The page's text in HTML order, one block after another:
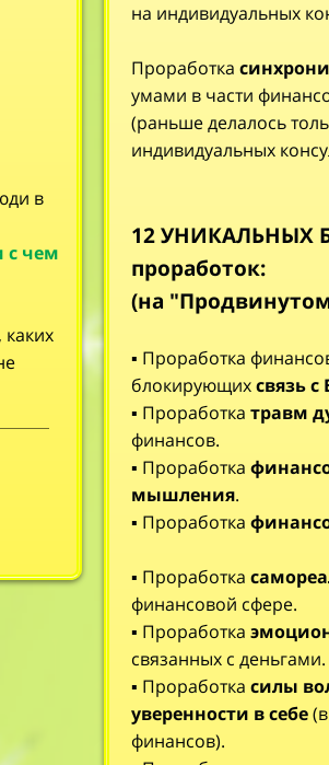
в
с чем
каких
на индивидуальных
Проработка
умами в части
(раньше делалось
индивидуальных
12 УНИКАЛЬНЫХ
проработок:
(на
▪️ Проработка
блокирующихсвязь
▪️ Проработка травм
финансов.
▪️ Проработка
мышления.
▪️ Проработка
▪️ Проработка
финансовой сфере.
▪️ Проработка
связанных с деньгами.
▪️ Проработка силы
уверенности в себе
финансов).